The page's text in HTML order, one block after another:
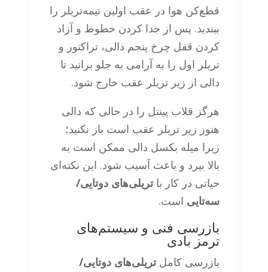
قطع‌کن هوا در عقب اولین نیمه‌تریلر را
ببندید. پس از جدا کردن خطوط و آزاد
کردن قفل چرخ پنجم دالی، تراکتور و
تریلر اول را به آرامی به جلو برانید تا
دالی از زیر تریلر عقب خارج شود.
هرگز قلاب پینتل را در حالی که دالی
هنوز زیر تریلر عقب است باز نکنید؛
زیرا میله بکسل دالی ممکن است به
بالا بپرد و باعث آسیب شود. این نکته‌ای
حیاتی در کار با تریلی‌های دوتایی/
سه‌تایی است.
بازرسی فنی و سیستم‌های
ترمز بادی
بازرسی کامل تریلی‌های دوتایی/